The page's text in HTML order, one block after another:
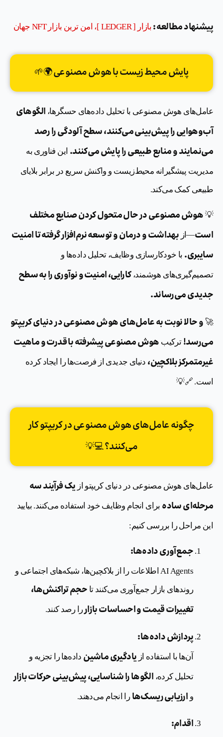
پیشنهاد مطالعه : بازار [ LEDGER ]، امن ترین بازار NFT جهان
پایش محیط زیست با هوش مصنوعی 🌍🌱
عامل‌های هوش مصنوعی با تحلیل داده‌های حسگرها، الگوهای
آب‌وهوایی را پیش‌بینی می‌کنند، سطح آلودگی را رصد
می‌نمایند و منابع طبیعی را پایش می‌کنند. این فناوری به
مدیریت پیشگیرانه محیط‌زیست و واکنش سریع در برابر بلایای
طبیعی کمک می‌کند.
💡 هوش مصنوعی در حال متحول کردن صنایع مختلف
است—از بهداشت و درمان و توسعه نرم‌افزار گرفته تا امنیت
سایبری. با خودکارسازی وظایف، تحلیل داده‌ها و
تصمیم‌گیری‌های هوشمند،کارایی، امنیت و نوآوری را به سطح
جدیدی می‌رساند.
🚀 و حالا نوبت به عامل‌های هوش مصنوعی در دنیای کریپتو
می‌رسد! ترکیب هوش مصنوعی پیشرفته با قدرت و ماهیت
غیرمتمرکز بلاکچین، دنیای جدیدی از فرصت‌ها را ایجاد کرده
است. 🔗💡
چگونه عامل‌های هوش مصنوعی در کریپتو کار
می‌کنند؟ 💻💡
عامل‌های هوش مصنوعی در دنیای کریپتو از یک فرآیند سه
مرحله‌ای ساده برای انجام وظایف خود استفاده می‌کنند. بیایید
این مراحل را بررسی کنیم:
جمع‌آوری داده‌ها:
AI Agents اطلاعات را از بلاکچین‌ها، شبکه‌های اجتماعی و
روندهای بازار جمع‌آوری می‌کنند تا حجم تراکنش‌ها،
تغییرات قیمت و احساسات بازاررا رصد کنند.
پردازش داده‌ها:
آن‌ها با استفاده از یادگیری ماشین داده‌ها را تجزیه و
تحلیل کرده، الگوها را شناسایی، پیش‌بینی حرکات بازار
و ارزیابی ریسک‌ها را انجام می‌دهند.
اقدام: